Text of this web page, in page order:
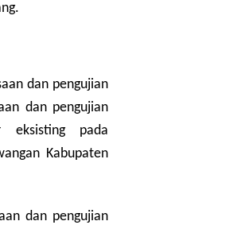
dan pengujian
dan pengujian
eksisting pada
Kabupaten
dan pengujian